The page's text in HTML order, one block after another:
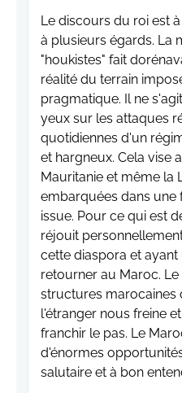
Le discours du roi est
à plusieurs égards. La
"houkistes" fait
réalité du terrain
pragmatique. Il ne
yeux sur les attaques
quotidiennes d'un
et hargneux. Cela vise
Mauritanie et même la
embarquées dans une
issue. Pour ce qui est
réjouit
cette diaspora et ayant
retourner au Maroc.
structures marocaines
l'étranger nous freine
franchir le pas. Le
d'énormes
salutaire et à bon